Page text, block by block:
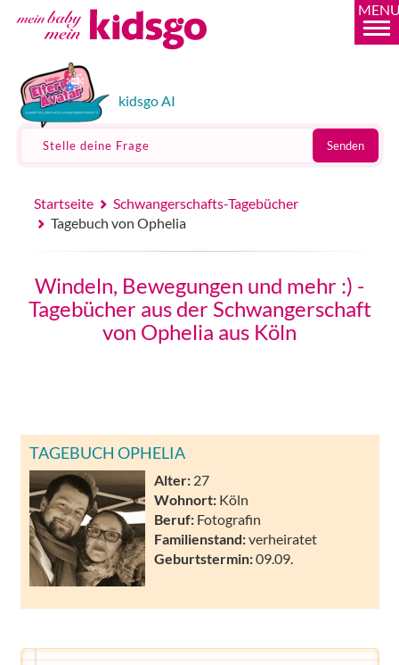
kidsgo AI
Stelle deine Frage Senden
Startseite
Schwangerschafts-Tagebücher
Tagebuch von Ophelia
Windeln, Bewegungen und mehr :) -
Tagebücher aus der Schwangerschaft
von Ophelia aus Köln
TAGEBUCH OPHELIA
Alter: 27
Wohnort: Köln
Beruf: Fotografin
Familienstand:verheiratet
Geburtstermin:09.09.